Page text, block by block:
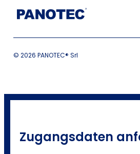
© 2026 PANOTEC® Srl
Zugangsdaten